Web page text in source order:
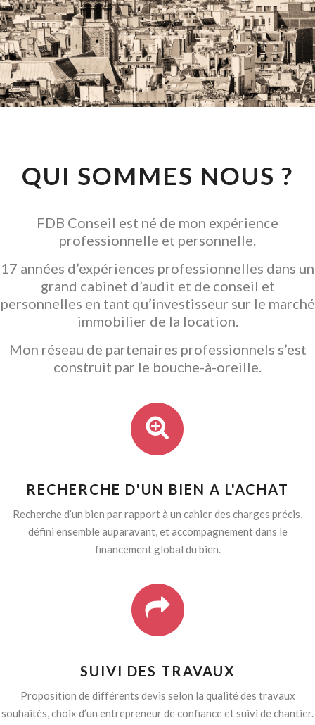
CONSEIL EN
INVESTISSEMENT
LOCATIF
GARANTIR L' ACQUISITION
QUI SOMMES NOUS ?
FDB Conseil est né de mon expérience
professionnelle et personnelle.
17 années d’expériences professionnelles dans un
grand cabinet d’audit et de conseil et
personnelles en tant qu’investisseur sur le marché
immobilier de la location.
Mon réseau de partenaires professionnels s’est
construit par le bouche-à-oreille.
RECHERCHE D'UN BIEN A L'ACHAT
Recherche d’un bien par rapport à un cahier des charges précis,
défini ensemble auparavant, et accompagnement dans le
financement global du bien.
SUIVI DES TRAVAUX
Proposition de différents devis selon la qualité des travaux
souhaités, choix d’un entrepreneur de confiance et suivi de chantier.